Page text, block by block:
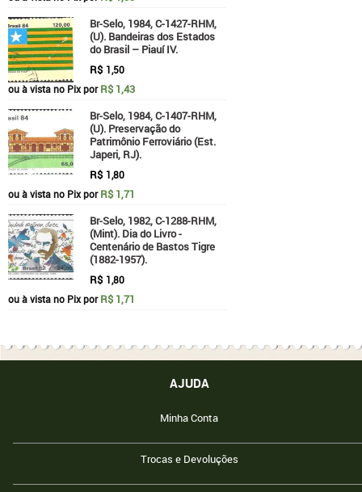
Br-Selo, 1984, C-1427-RHM,
(U). Bandeiras dos Estados
do Brasil – Piauí IV.
R$ 1,50
ou à vista no Pix porR$ 1,43
Br-Selo, 1984, C-1407-RHM,
(U). Preservação do
Patrimônio Ferroviário (Est.
Japeri, RJ).
R$ 1,80
ou à vista no Pix porR$ 1,71
Br-Selo, 1982, C-1288-RHM,
(Mint). Dia do Livro -
Centenário de Bastos Tigre
(1882-1957).
R$ 1,80
ou à vista no Pix porR$ 1,71
AJUDA
Minha Conta
Trocas e Devoluções